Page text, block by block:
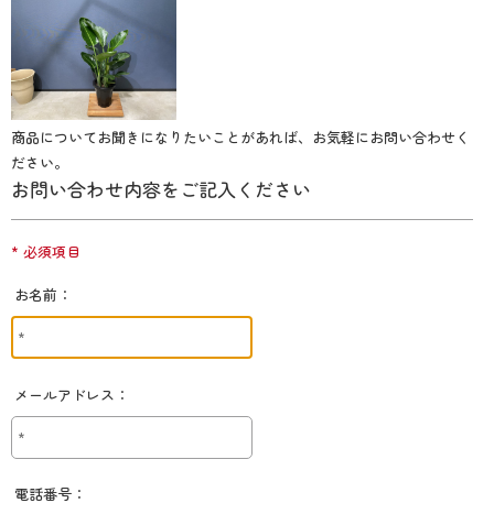
商品についてお聞きになりたいことがあれば、お気軽にお問い合わせく
ださい。
お問い合わせ内容をご記入ください
* 必須項目
お名前：
メールアドレス：
電話番号：